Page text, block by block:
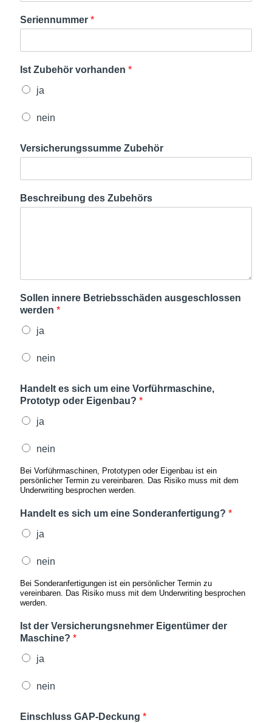
Seriennummer*
Ist Zubehör vorhanden*
ja
nein
Versicherungssumme Zubehör
Beschreibung des Zubehörs
Sollen innere Betriebsschäden ausgeschlossen
werden*
ja
nein
Handelt es sich um eine Vorführmaschine,
Prototyp oder Eigenbau?*
ja
nein
Bei Vorführmaschinen, Prototypen oder Eigenbau ist ein
persönlicher Termin zu vereinbaren. Das Risiko muss mit dem
Underwriting besprochen werden.
Handelt es sich um eine Sonderanfertigung?*
ja
nein
Bei Sonderanfertigungen ist ein persönlicher Termin zu
vereinbaren. Das Risiko muss mit dem Underwriting besprochen
werden.
Ist der Versicherungsnehmer Eigentümer der
Maschine?*
ja
nein
Einschluss GAP-Deckung*